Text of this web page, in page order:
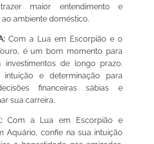
maior entendimento e
ao ambiente doméstico.
Com a Lua em Escorpião e o
é um bom momento para
investimentos de longo prazo.
intuição e determinação para
financeiras sábias e
sua carreira.
Com a Lua em Escorpião e
Aquário, confie na sua intuição